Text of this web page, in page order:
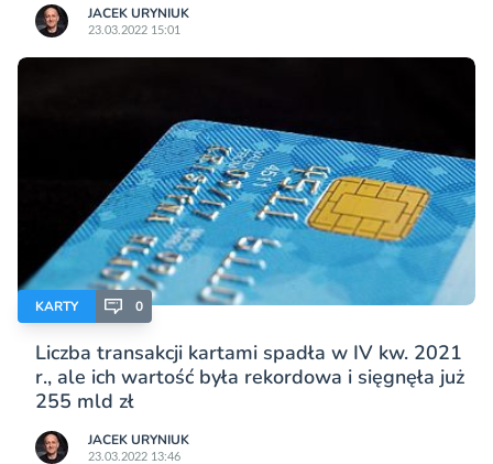
JACEK URYNIUK
23.03.2022 15:01
KARTY 0
Liczba transakcji kartami spadła w IV kw. 2021
r., ale ich wartość była rekordowa i sięgnęła już
255 mld zł
JACEK URYNIUK
23.03.2022 13:46